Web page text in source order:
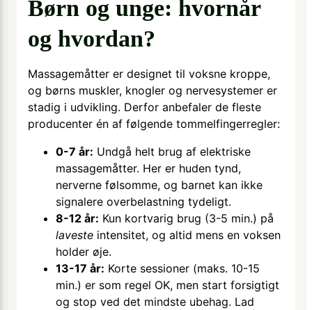
Børn og unge: hvornår
og hvordan?
Massagemåtter er designet til voksne kroppe,
og børns muskler, knogler og nervesystemer er
stadig i udvikling. Derfor anbefaler de fleste
producenter én af følgende tommelfingerregler:
0-7 år: Undgå helt brug af elektriske
massagemåtter. Her er huden tynd,
nerverne følsomme, og barnet kan ikke
signalere overbelastning tydeligt.
8-12 år: Kun kortvarig brug (3-5 min.) på
laveste intensitet, og altid mens en voksen
holder øje.
13-17 år: Korte sessioner (maks. 10-15
min.) er som regel OK, men start forsigtigt
og stop ved det mindste ubehag. Lad